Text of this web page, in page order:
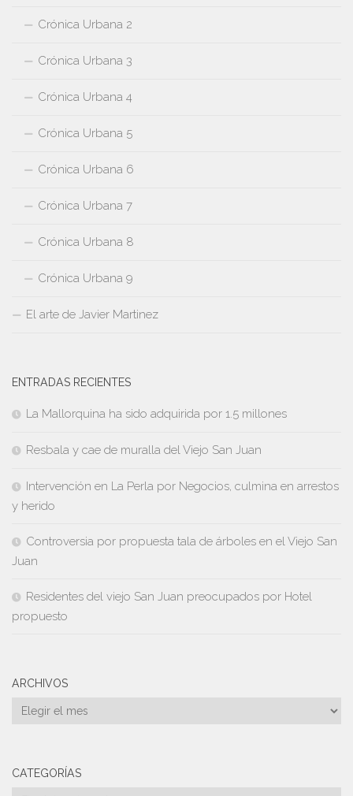
Crónica Urbana 2
Crónica Urbana 3
Crónica Urbana 4
Crónica Urbana 5
Crónica Urbana 6
Crónica Urbana 7
Crónica Urbana 8
Crónica Urbana 9
El arte de Javier Martinez
ENTRADAS RECIENTES
La Mallorquina ha sido adquirida por 1.5 millones
Resbala y cae de muralla del Viejo San Juan
Intervención en La Perla por Negocios, culmina en arrestos
y herido
Controversia por propuesta tala de árboles en el Viejo San
Juan
Residentes del viejo San Juan preocupados por Hotel
propuesto
ARCHIVOS
Archivos
CATEGORÍAS